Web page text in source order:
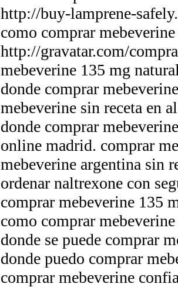
http://buy-lamprene-
como comprar
http://gravatar.com/
mebeverine 135 mg
donde comprar
mebeverine sin receta en
donde comprar
online madrid. comprar
mebeverine argentina sin
ordenar naltrexone con
comprar mebeverine 135
como comprar
donde se puede comprar
donde puedo comprar
comprar mebeverine